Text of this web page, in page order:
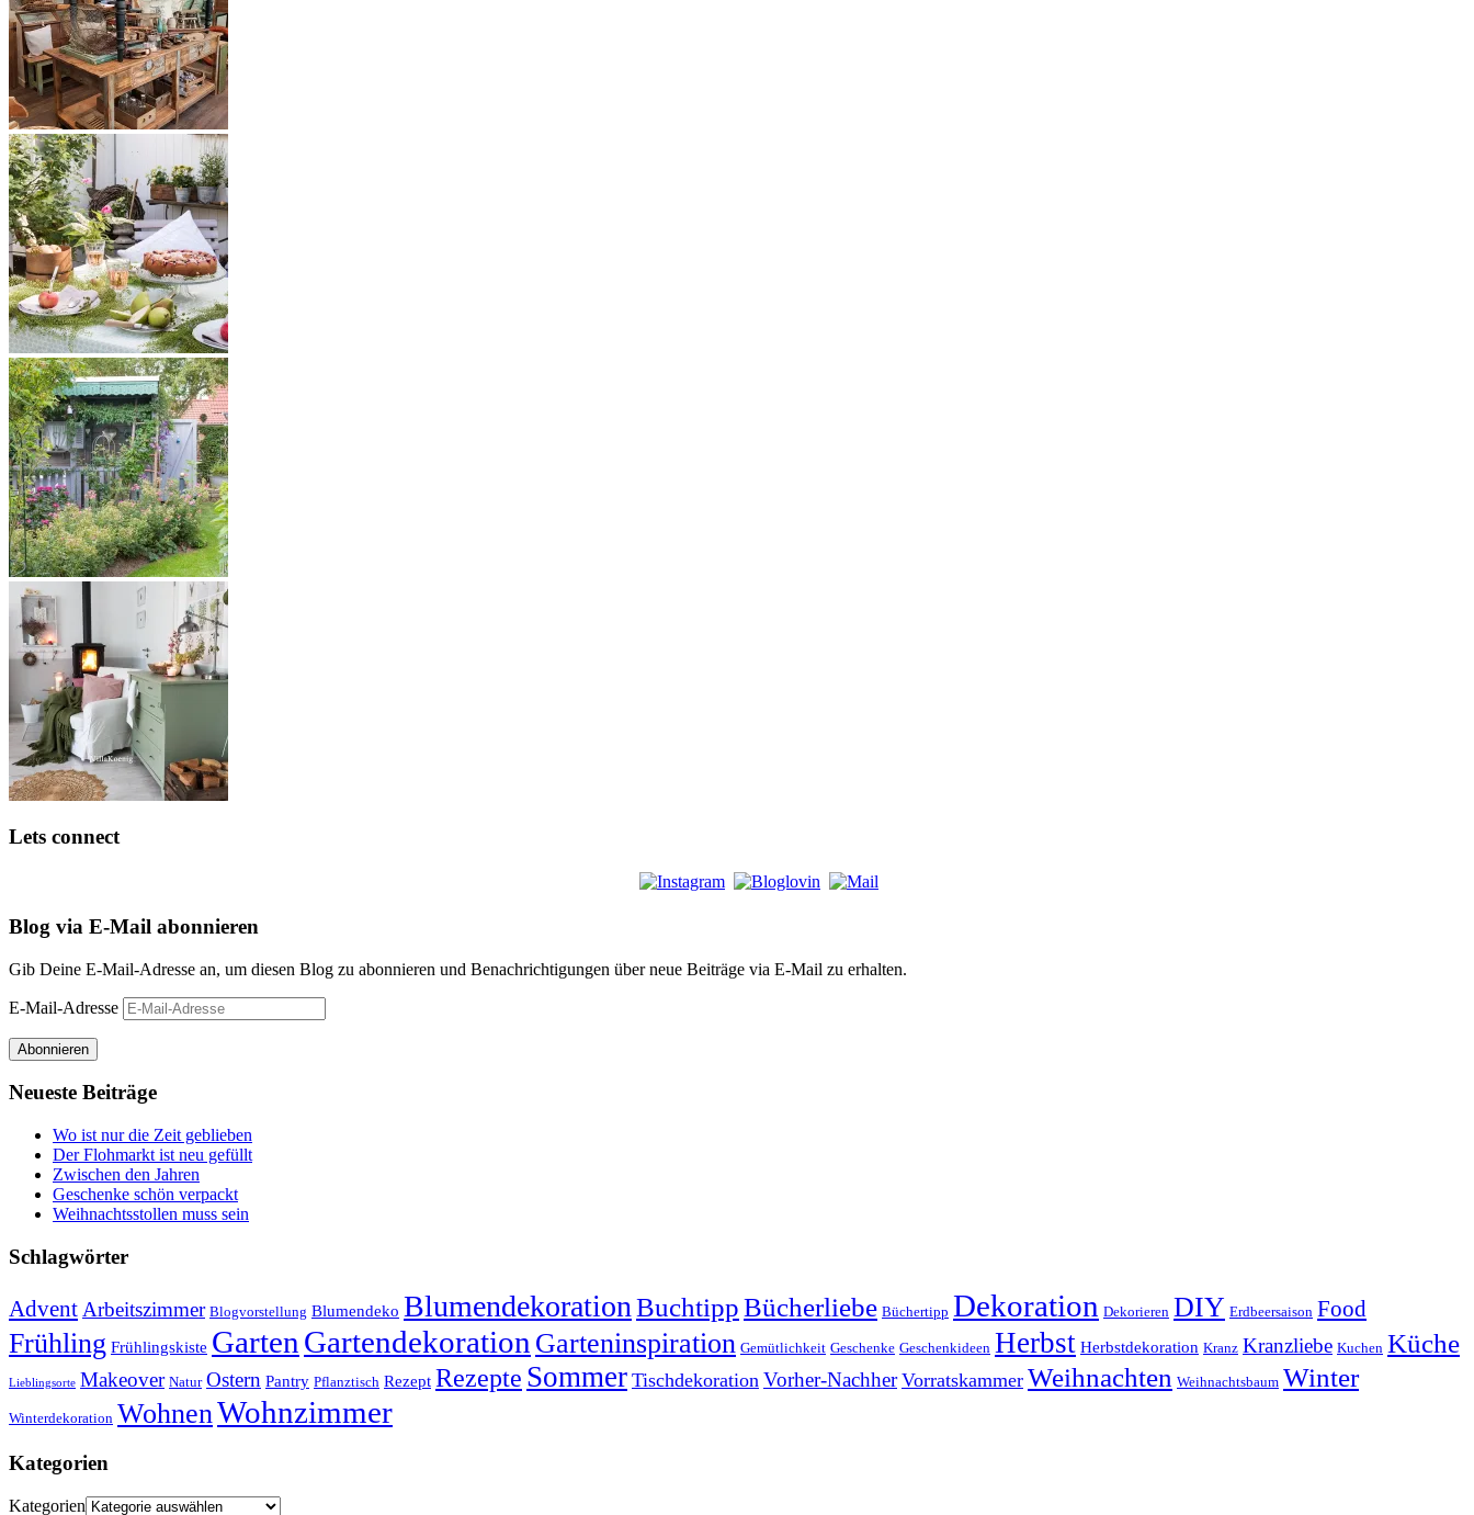
Lets connect
Blog via E-Mail abonnieren
Gib Deine E-Mail-Adresse an, um diesen Blog zu abonnieren und Benachrichtigungen über neue Beiträge via E-Mail zu erhalten.
E-Mail-Adresse
Abonnieren
Neueste Beiträge
Wo ist nur die Zeit geblieben
Der Flohmarkt ist neu gefüllt
Zwischen den Jahren
Geschenke schön verpackt
Weihnachtsstollen muss sein
Schlagwörter
AdventArbeitszimmer Blogvorstellung Blumendeko BlumendekorationBuchtippBücherliebe Büchertipp Dekoration Dekorieren DIY Erdbeersaison Food
Frühling Frühlingskiste GartenGartendekoration Garteninspiration Gemütlichkeit Geschenke Geschenkideen Herbst Herbstdekoration Kranz Kranzliebe Kuchen Küche
Lieblingsorte Makeover Natur Ostern Pantry Pflanztisch Rezept Rezepte Sommer Tischdekoration Vorher-Nachher Vorratskammer Weihnachten Weihnachtsbaum Winter
Winterdekoration WohnenWohnzimmer
Kategorien
Kategorien